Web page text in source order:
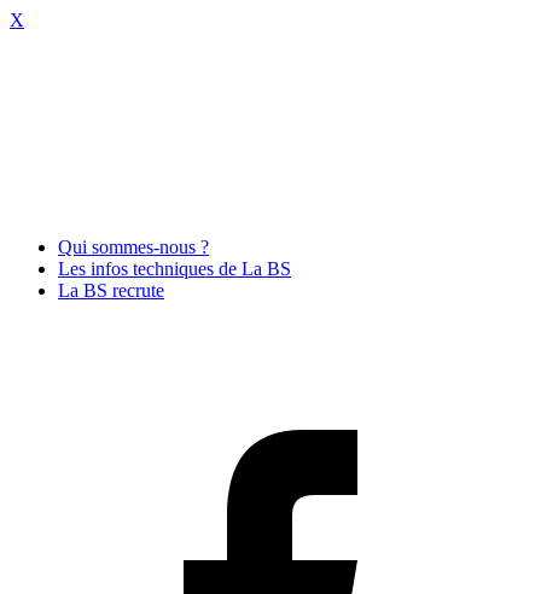
X
Qui sommes-nous ?
Les infos techniques de La BS
La BS recrute